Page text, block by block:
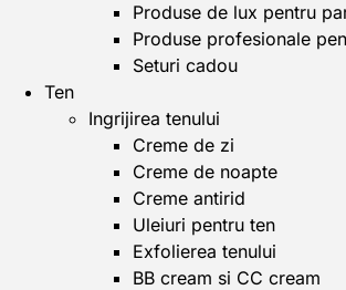
Produse de lux pentru
Produse profesionale
Seturi cadou
Ten
Ingrijirea tenului
Creme de zi
Creme de noapte
Creme antirid
Uleiuri pentru ten
Exfolierea tenului
BB cream si CC cream